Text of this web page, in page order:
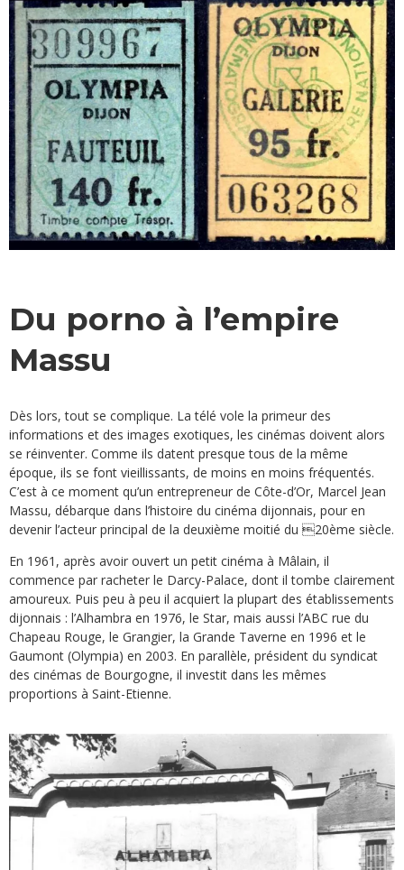
Du porno à l’empire
Massu
Dès lors, tout se complique. La télé vole la primeur des
informations et des images exotiques, les cinémas doivent alors
se réinventer. Comme ils datent presque tous de la même
époque, ils se font vieillissants, de moins en moins fréquentés.
C’est à ce moment qu’un entrepreneur de Côte-d’Or, Marcel Jean
Massu, débarque dans l’histoire du cinéma dijonnais, pour en
devenir l’acteur principal de la deuxième moitié du 20ème siècle.
En 1961, après avoir ouvert un petit cinéma à Mâlain, il
commence par racheter le Darcy-Palace, dont il tombe clairement
amoureux. Puis peu à peu il acquiert la plupart des établissements
dijonnais : l’Alhambra en 1976, le Star, mais aussi l’ABC rue du
Chapeau Rouge, le Grangier, la Grande Taverne en 1996 et le
Gaumont (Olympia) en 2003. En parallèle, président du syndicat
des cinémas de Bourgogne, il investit dans les mêmes
proportions à Saint-Etienne.